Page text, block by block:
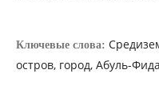
Ключевые слова:
остров, город, Абуль-Фида